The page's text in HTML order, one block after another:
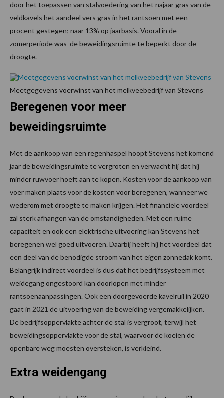
door het toepassen van stalvoedering van het najaar gras van de
veldkavels het aandeel vers gras in het rantsoen met een
procent gestegen; naar 13% op jaarbasis. Vooral in de
zomerperiode was de beweidingsruimte te beperkt door de
droogte.
Meetgegevens voerwinst van het melkveebedrijf van Stevens
Beregenen voor meer
beweidingsruimte
Met de aankoop van een regenhaspel hoopt Stevens het komend
jaar de beweidingsruimte te vergroten en verwacht hij dat hij
minder ruwvoer hoeft aan te kopen. Kosten voor de aankoop van
voer maken plaats voor de kosten voor beregenen, wanneer we
wederom met droogte te maken krijgen. Het financiele voordeel
zal sterk afhangen van de omstandigheden. Met een ruime
capaciteit en ook een elektrische uitvoering kan Stevens het
beregenen wel goed uitvoeren. Daarbij heeft hij het voordeel dat
een deel van de benodigde stroom van het eigen zonnedak komt.
Belangrijk indirect voordeel is dus dat het bedrijfssysteem met
weidegang ongestoord kan doorlopen met minder
rantsoenaanpassingen. Ook een doorgevoerde kavelruil in 2020
gaat in 2021 de uitvoering van de beweiding vergemakkelijken.
De bedrijfsoppervlakte achter de stal is vergroot, terwijl het
beweidingsoppervlakte voor de stal, waarvoor de koeien de
openbare weg moesten oversteken, is verkleind.
Extra weidengang